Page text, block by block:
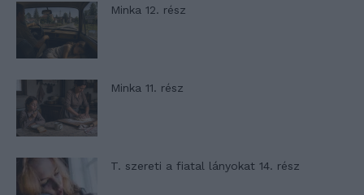
Minka 12. rész
Minka 11. rész
T. szereti a fiatal lányokat 14. rész